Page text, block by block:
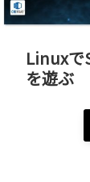
Linuxで
を遊ぶ